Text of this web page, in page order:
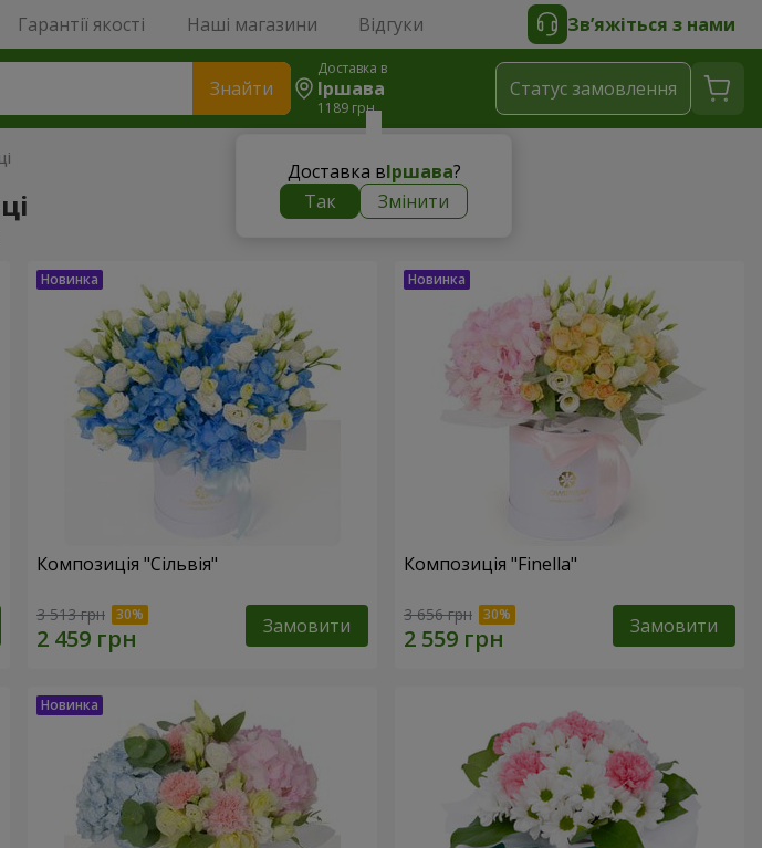
Гарантії якості Наші магазини Відгуки Зв’яжіться з нами
Знайти
Доставка в
Іршава
1189 грн
Доставка вІршава?
Так
Змінити
Статус замовлення
Композиція "Сільвія"
3 513 грн Замовити
Композиція "Finella"
3 656 грн Замовити